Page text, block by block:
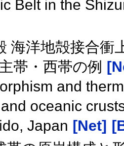
Belt in the
海洋地殻接合
帯・西帯の例
and
oceanic
Japan [Net]